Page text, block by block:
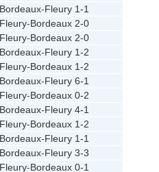
Bordeaux-Fleury 1-1
Fleury-Bordeaux 2-0
Fleury-Bordeaux 2-0
Bordeaux-Fleury 1-2
Fleury-Bordeaux 1-2
Bordeaux-Fleury 6-1
Fleury-Bordeaux 0-2
Bordeaux-Fleury 4-1
Fleury-Bordeaux 1-2
Bordeaux-Fleury 1-1
Bordeaux-Fleury 3-3
Fleury-Bordeaux 0-1